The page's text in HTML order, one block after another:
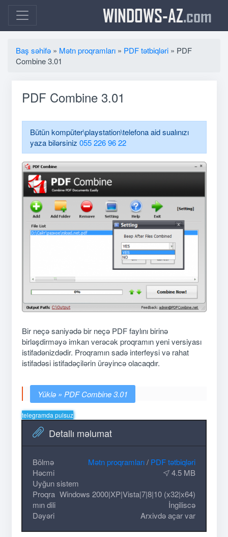
WINDOWS-AZ.com
Baş səhifə » Mətn proqramları » PDF tətbiqləri » PDF
Combine 3.01
PDF Combine 3.01
Bütün kompüter\playstation\telefona aid sualınızı
yaza bilərsiniz 055 226 96 22
Bir neçə saniyədə bir neçə PDF faylını birinə
birləşdirməyə imkan verəcək proqramın yeni versiyası
istifadənizdədir. Proqramın sadə interfeysi və rahat
istifadəsi istifadəçilərin ürəyincə olacaqdır.
PDF Combine 3.01
telegramda pulsuz
Detallı məlumat
Bölmə Mətn proqramları/ PDF tətbiqləri
Həcmi
4.5 MB
Uyğun sistem
Windows 2000|XP|Vista|7|8|10 (x32|x64)
Proqra
mın dili
İngiliscə
Dəyəri
Arxivdə açar var